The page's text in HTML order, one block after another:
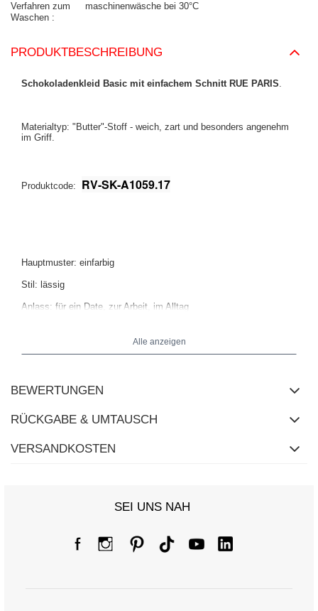
Verfahren zum
Waschen
maschinenwäsche bei 30°C
PRODUKTBESCHREIBUNG
Schokoladenkleid Basic mit einfachem Schnitt RUE PARIS.
Materialtyp: "Butter"-Stoff - weich, zart und besonders angenehm
im Griff.
Produktcode: RV-SK-A1059.17
Hauptmuster: einfarbig
Stil: lässig
Anlass: für ein Date, zur Arbeit, im Alltag
Alle anzeigen
BEWERTUNGEN
RÜCKGABE & UMTAUSCH
VERSANDKOSTEN
SEI UNS NAH